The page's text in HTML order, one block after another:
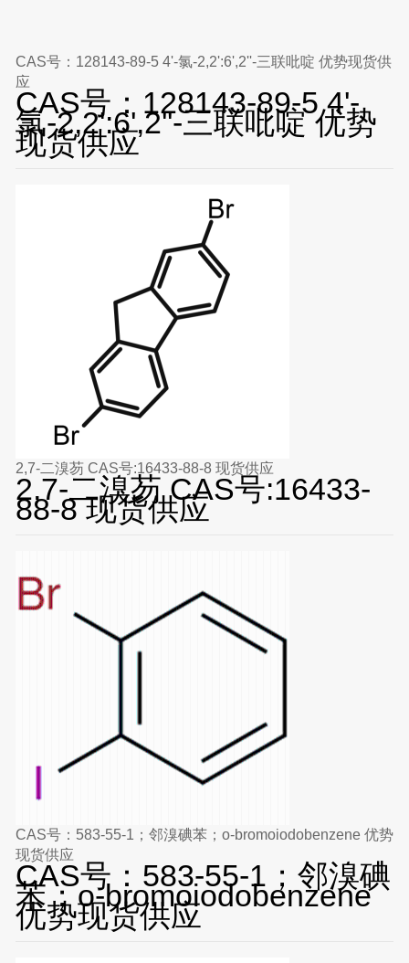
CAS号：128143-89-5 4'-氯-2,2':6',2''-三联吡啶 优势现货供
应
CAS号：128143-89-5 4'-
氯-2,2':6',2''-三联吡啶 优势
现货供应
2,7-二溴芴 CAS号:16433-88-8 现货供应
2,7-二溴芴 CAS号:16433-
88-8 现货供应
CAS号：583-55-1；邻溴碘苯；o-bromoiodobenzene 优势
现货供应
CAS号：583-55-1；邻溴碘
苯；o-bromoiodobenzene
优势现货供应